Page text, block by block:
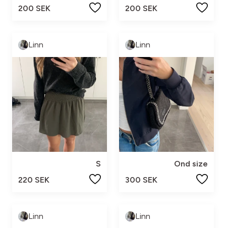
200 SEK
200 SEK
Linn
S
220 SEK
Linn
Ond size
300 SEK
Linn Linn